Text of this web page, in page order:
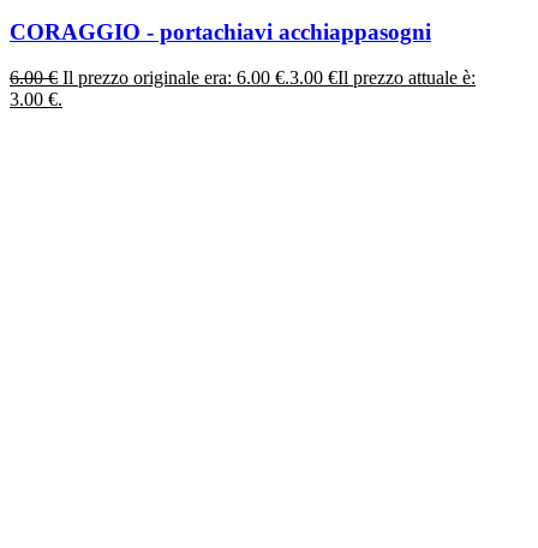
CORAGGIO - portachiavi acchiappasogni
6.00€ Il prezzo originale era: 6.00 €.3.00 €Il prezzo attuale è:
3.00 €.